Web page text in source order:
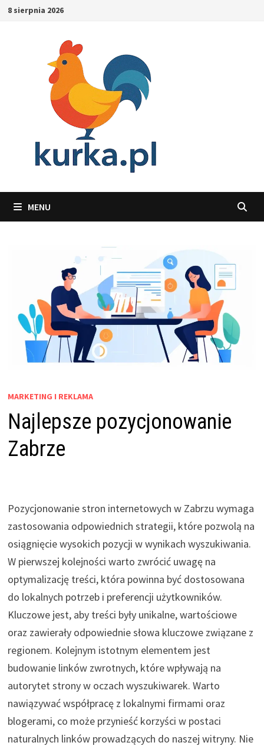
Skip8 sierpnia 2026
MENU
MARKETING I REKLAMA
Najlepsze pozycjonowanie
Zabrze
Pozycjonowanie stron internetowych w Zabrzu wymaga
zastosowania odpowiednich strategii, które pozwolą na
osiągnięcie wysokich pozycji w wynikach wyszukiwania.
W pierwszej kolejności warto zwrócić uwagę na
optymalizację treści, która powinna być dostosowana
do lokalnych potrzeb i preferencji użytkowników.
Kluczowe jest, aby treści były unikalne, wartościowe
oraz zawierały odpowiednie słowa kluczowe związane z
regionem. Kolejnym istotnym elementem jest
budowanie linków zwrotnych, które wpływają na
autorytet strony w oczach wyszukiwarek. Warto
nawiązywać współpracę z lokalnymi firmami oraz
blogerami, co może przynieść korzyści w postaci
naturalnych linków prowadzących do naszej witryny. Nie